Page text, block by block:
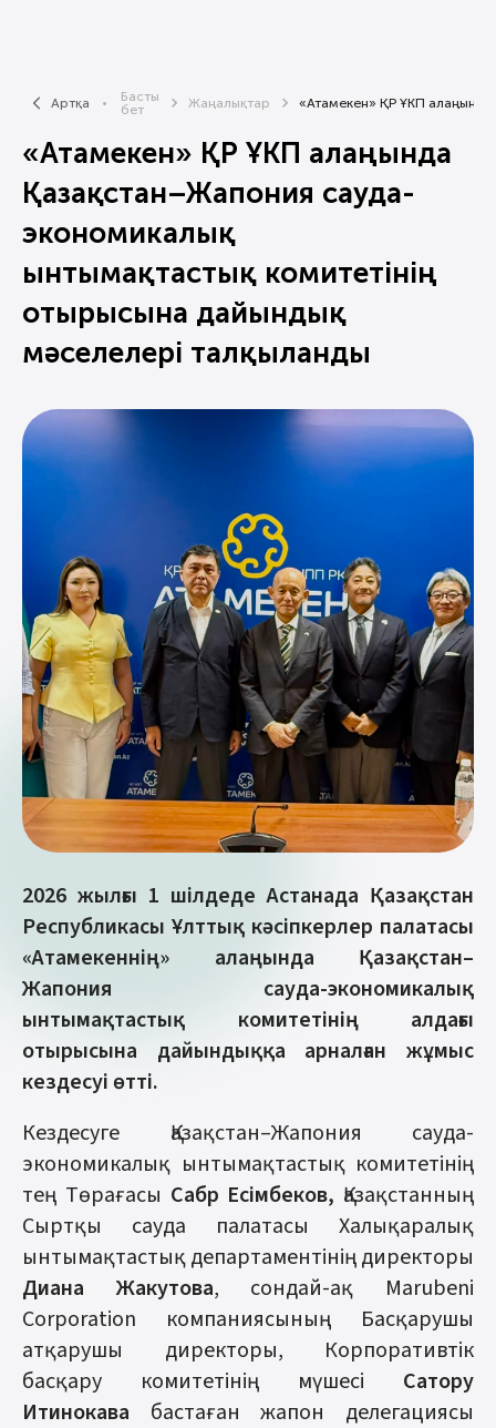
Артқа
Басты
бет
Жаңалықтар «Атамекен» ҚР ҰКП
«Атамекен» ҚР ҰКП алаңында
Қазақстан–Жапония сауда-
экономикалық
ынтымақтастық комитетінің
отырысына дайындық
мәселелері талқыланды
2026 жылғы 1 шілдеде Астанада Қазақстан
Республикасы Ұлттық кәсіпкерлер палатасы
«Атамекеннің» алаңында Қазақстан–
Жапония сауда-экономикалық
ынтымақтастық комитетінің алдағы
отырысына дайындыққа арналған жұмыс
кездесуі өтті.
Кездесуге Қазақстан–Жапония сауда-
экономикалық ынтымақтастық комитетінің
тең Төрағасы Сабр Есімбеков, Қазақстанның
Сыртқы сауда палатасы Халықаралық
ынтымақтастық департаментінің директоры
Диана Жакутова, сондай-ақ Marubeni
Corporation компаниясының Басқарушы
атқарушы директоры, Корпоративтік
басқару комитетінің мүшесі Сатору
Итинокава бастаған жапон делегациясы